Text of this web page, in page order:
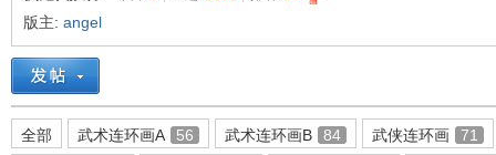
连» › ›
版主: angel
全部 武术连环画A 56 武术连环画B 84 武侠连环画
71